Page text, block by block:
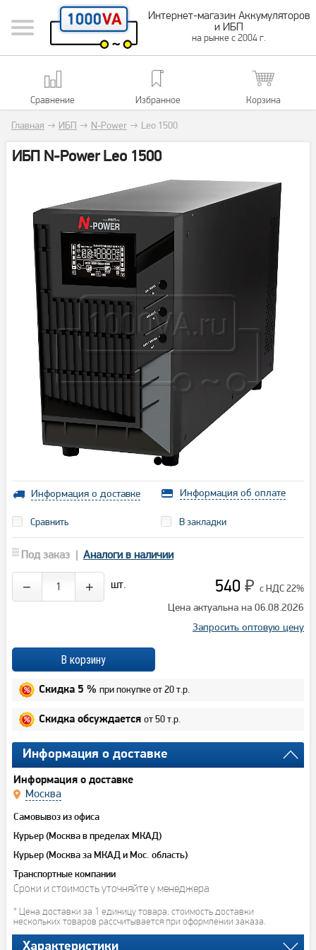
Интернет-магазин Аккумуляторов
и ИБП
на рынке с 2004 г.
Сравнение Избранное Корзина
Главная → ИБП → N-Power → Leo 1500
ИБП N-Power Leo 1500
Информация о доставке Информация об оплате
Сравнить В закладки
Под заказ | Аналоги в наличии
− + шт. 540 ₽ с НДС 22%
Цена актуальна на 06.08.2026
Запросить оптовую цену
Скидка 5 % при покупке от 20 т.р.
Скидка обсуждается от 50 т.р.
Информация о доставке
Информация о доставке
Москва
Самовывоз из офиса
Курьер (Москва в пределах МКАД)
Курьер (Москва за МКАД и Мос. область)
Транспортные компании
Сроки и стоимость уточняйте у менеджера
* Цена доставки за 1 единицу товара, стоимость доставки
нескольких товаров рассчитывается при оформлении заказа.
Характеристики